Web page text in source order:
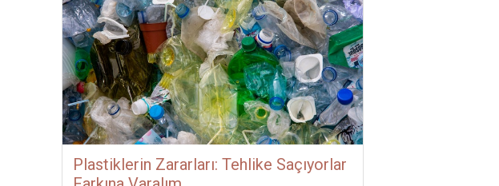
Plastiklerin Zararları: Tehlike Saçıyorlar